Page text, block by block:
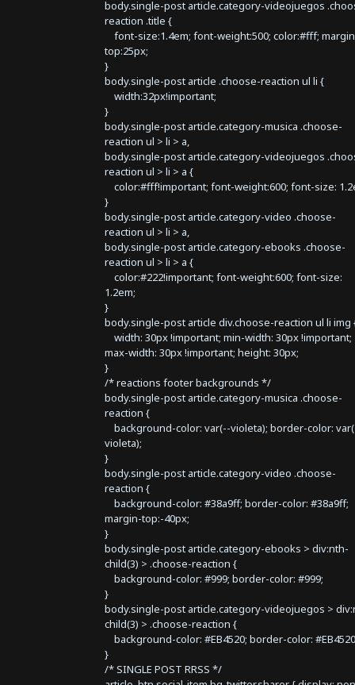
body.single-post article.category-videojuegos
reaction .title {
font-size:1.4em; font-weight:500; color:#fff;
top:25px;
}
body.single-post article .choose-reaction ul li {
width:32px!important;
}
body.single-post article.category-musica .choose-
reaction ul > li > a,
body.single-post article.category-videojuegos
reaction ul > li > a {
color:#fff!important; font-weight:600; font-size:
}
body.single-post article.category-video .choose-
reaction ul > li > a,
body.single-post article.category-ebooks .choose-
reaction ul > li > a {
color:#222!important; font-weight:600; font-size:
1.2em;
}
body.single-post article div.choose-reaction ul li img
width: 30px !important; min-width: 30px !important;
max-width: 30px !important; height: 30px;
}
/* reactions footer backgrounds */
body.single-post article.category-musica .choose-
reaction {
background-color: var(--violeta); border-color:
violeta);
}
body.single-post article.category-video .choose-
reaction {
background-color: #38a9ff; border-color: #38a9ff;
margin-top:-40px;
}
body.single-post article.category-ebooks > div:nth-
child(3) > .choose-reaction {
background-color: #999; border-color: #999;
}
body.single-post article.category-videojuegos >
child(3) > .choose-reaction {
background-color: #EB4520; border-color:
}
/* SINGLE POST RRSS */